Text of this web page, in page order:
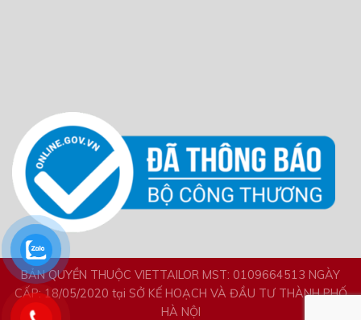
BẢN QUYỀN THUỘC VIETTAILOR MST: 0109664513 NGÀY
CẤP: 18/05/2020 tại SỞ KẾ HOẠCH VÀ ĐẦU TƯ THÀNH PHỐ
HÀ NỘI